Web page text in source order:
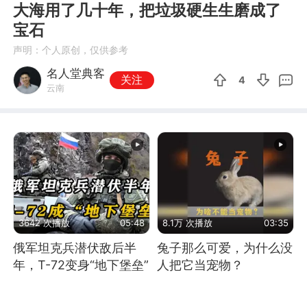
大海用了几十年，把垃圾硬生生磨成了
宝石
声明：个人原创，仅供参考
名人堂典客
云南
关注 4
3642 次播放 05:48
俄军坦克兵潜伏敌后半
年，T-72变身“地下堡垒”
8.1万 次播放 03:35
兔子那么可爱，为什么没
人把它当宠物？